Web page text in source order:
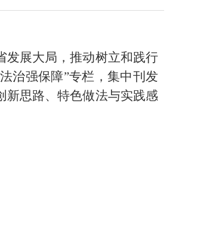
发展大局，推动树立和践行
治强保障”专栏，集中刊发
新思路、特色做法与实践感